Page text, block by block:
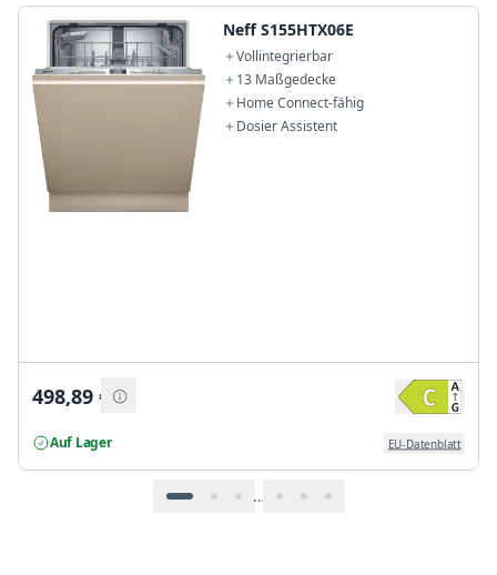
Neff S155HTX06E
Vollintegrierbar
13 Maßgedecke
Home Connect-fähig
Dosier Assistent
498,89 €
Auf Lager EU-Datenblatt
…